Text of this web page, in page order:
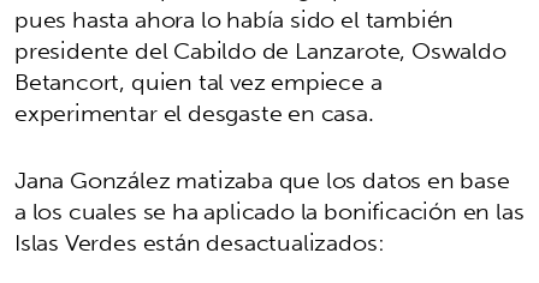
pues hasta ahora lo había sido el también
presidente del Cabildo de Lanzarote, Oswaldo
Betancort, quien tal vez empiece a
experimentar el desgaste en casa.
Jana González matizaba que los datos en base
a los cuales se ha aplicado la bonificación en las
Islas Verdes están desactualizados: